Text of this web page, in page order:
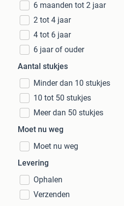
6 maanden tot 2 jaar
2 tot 4 jaar
4 tot 6 jaar
6 jaar of ouder
Aantal stukjes
Minder dan 10 stukjes
10 tot 50 stukjes
Meer dan 50 stukjes
Moet nu weg
Moet nu weg
Levering
Ophalen
Verzenden